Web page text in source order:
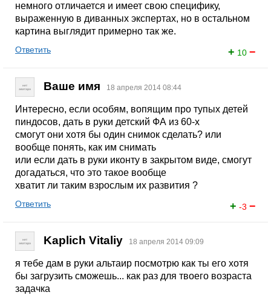
немного отличается и имеет свою специфику,
выраженную в диванных экспертах, но в остальном
картина выглядит примерно так же.
+ 10 −
Ответить
Ваше имя 18 апреля 2014 08:44
Интересно, если особям, вопящим про тупых детей
пиндосов, дать в руки детский ФА из 60-х
смогут они хотя бы один снимок сделать? или
вообще понять, как им снимать
или если дать в руки иконту в закрытом виде, смогут
догадаться, что это такое вообще
хватит ли таким взрослым их развития ?
+ -3 −
Ответить
Kaplich Vitaliy 18 апреля 2014 09:09
я тебе дам в руки альтаир посмотрю как ты его хотя
бы загрузить сможешь... как раз для твоего возраста
задачка